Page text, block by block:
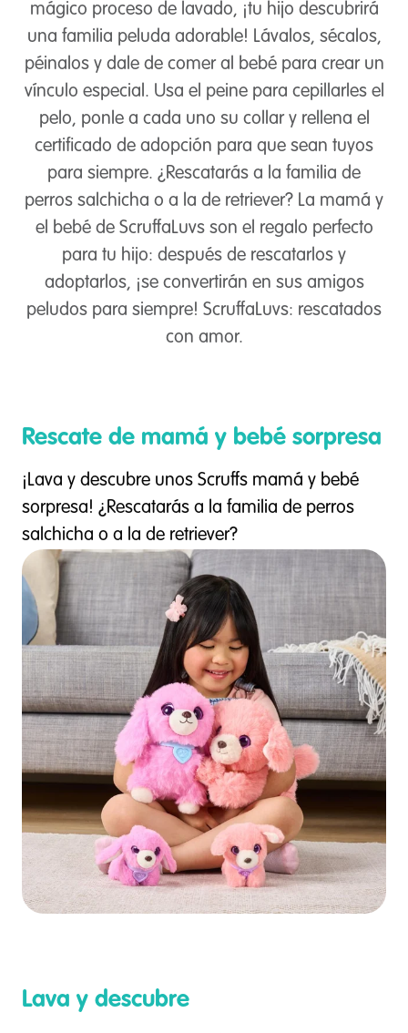
mágico proceso de lavado, ¡tu hijo descubrirá
una familia peluda adorable! Lávalos, sécalos,
péinalos y dale de comer al bebé para crear un
vínculo especial. Usa el peine para cepillarles el
pelo, ponle a cada uno su collar y rellena el
certificado de adopción para que sean tuyos
para siempre. ¿Rescatarás a la familia de
perros salchicha o a la de retriever? La mamá y
el bebé de ScruffaLuvs son el regalo perfecto
para tu hijo: después de rescatarlos y
adoptarlos, ¡se convertirán en sus amigos
peludos para siempre! ScruffaLuvs: rescatados
con amor.
Rescate de mamá y bebé sorpresa
¡Lava y descubre unos Scruffs mamá y bebé
sorpresa! ¿Rescatarás a la familia de perros
salchicha o a la de retriever?
Lava y descubre